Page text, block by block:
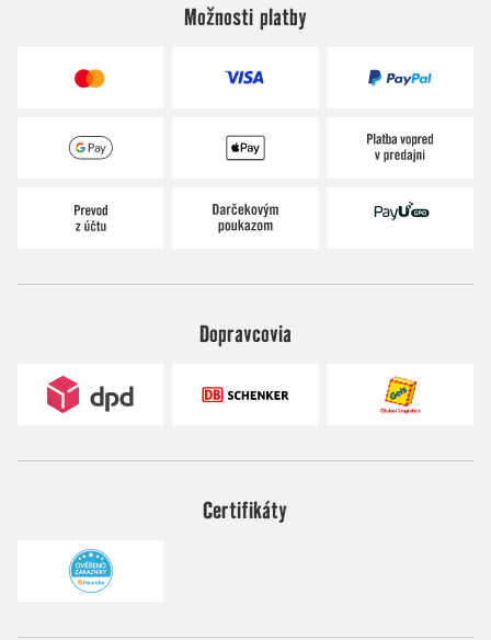
Možnosti platby
Dopravcovia
Certifikáty